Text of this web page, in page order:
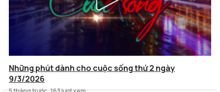
Những phút dành cho cuộc sống thứ 2 ngày
9/3/2026